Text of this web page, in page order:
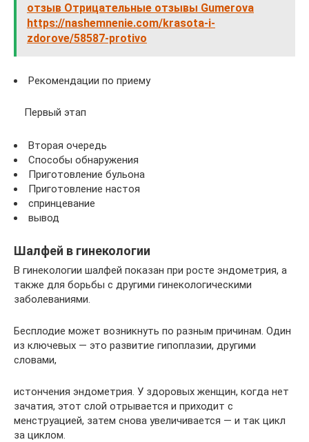
отзыв Отрицательные отзывы Gumerova
https://nashemnenie.com/krasota-i-
zdorove/58587-protivo
Рекомендации по приему
Первый этап
Вторая очередь
Способы обнаружения
Приготовление бульона
Приготовление настоя
спринцевание
вывод
Шалфей в гинекологии
В гинекологии шалфей показан при росте эндометрия, а
также для борьбы с другими гинекологическими
заболеваниями.
Бесплодие может возникнуть по разным причинам. Один
из ключевых — это развитие гипоплазии, другими
словами,
истончения эндометрия. У здоровых женщин, когда нет
зачатия, этот слой отрывается и приходит с
менструацией, затем снова увеличивается — и так цикл
за циклом.